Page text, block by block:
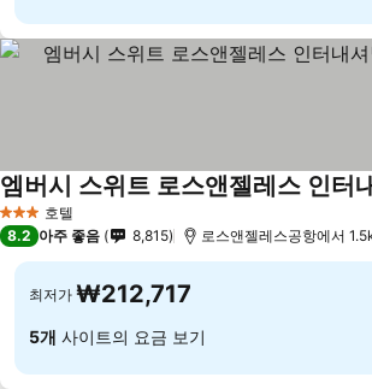
3 성급 호텔
8.2 아주 좋음 8,815 로스앤젤레스공항에서
최저가 ₩212,717
5개 사이트의 요금 보기